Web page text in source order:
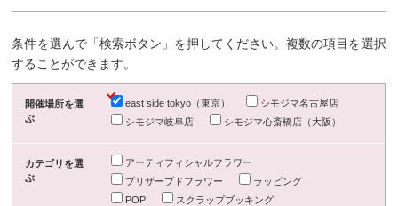
条件を選んで「検索ボタン」を押してください。複数の項目を選択
することができます。
開催場所を選
ぶ
east side tokyo（東京）
シモジマ名古屋店
シモジマ岐阜店
シモジマ心斎橋店（大阪）
カテゴリを選
ぶ
アーティフィシャルフラワー
プリザーブドフラワー
ラッピング
POP
スクラップブッキング